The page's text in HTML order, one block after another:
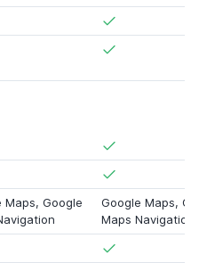
Maps, Google
Google Maps,
Maps Navigation